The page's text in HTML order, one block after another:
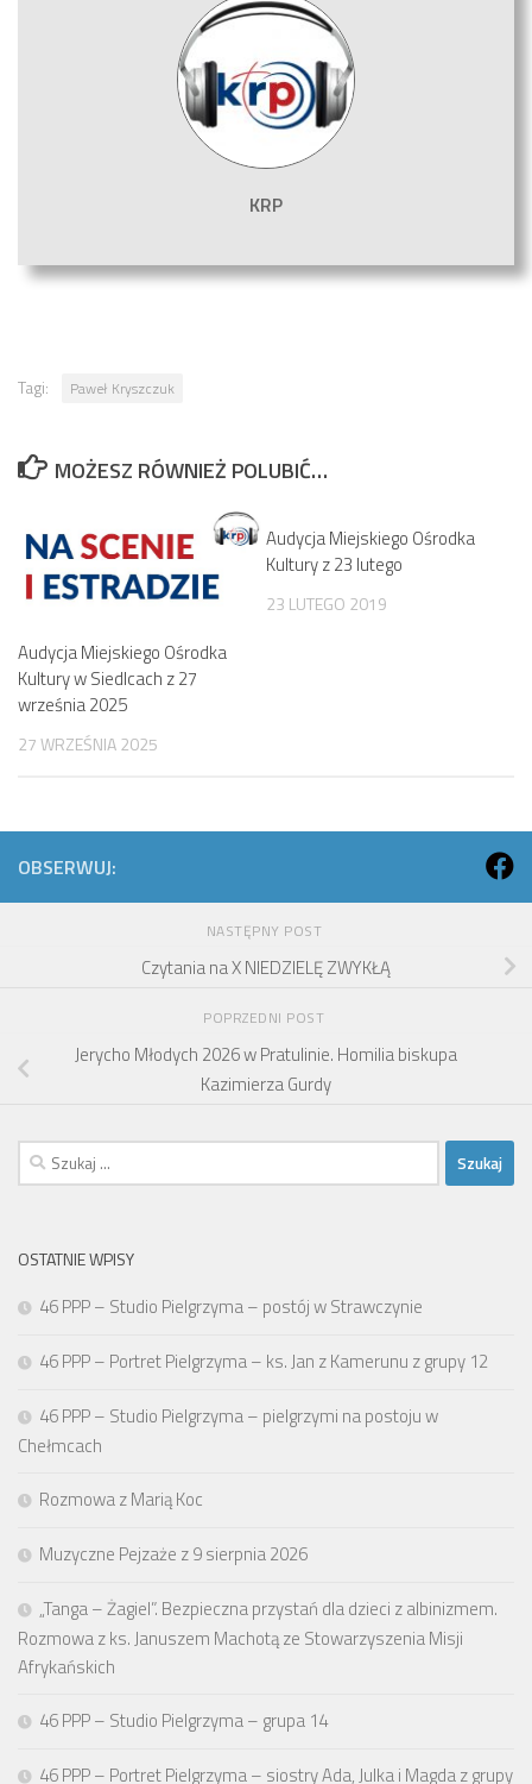
KRP
Tagi: Paweł Kryszczuk
MOŻESZ RÓWNIEŻ POLUBIĆ…
Audycja Miejskiego Ośrodka
Kultury w Siedlcach z 27
września 2025
27 WRZEŚNIA 2025
Audycja Miejskiego Ośrodka
Kultury z 23 lutego
23 LUTEGO 2019
OBSERWUJ:
NASTĘPNY POST
Czytania na X NIEDZIELĘ ZWYKŁĄ
POPRZEDNI POST
Jerycho Młodych 2026 w Pratulinie. Homilia biskupa
Kazimierza Gurdy
Szukaj:
OSTATNIE WPISY
46 PPP – Studio Pielgrzyma – postój w Strawczynie
46 PPP – Portret Pielgrzyma – ks. Jan z Kamerunu z grupy 12
46 PPP – Studio Pielgrzyma – pielgrzymi na postoju w
Chełmcach
Rozmowa z Marią Koc
Muzyczne Pejzaże z 9 sierpnia 2026
„Tanga – Żagiel”. Bezpieczna przystań dla dzieci z albinizmem.
Rozmowa z ks. Januszem Machotą ze Stowarzyszenia Misji
Afrykańskich
46 PPP – Studio Pielgrzyma – grupa 14
46 PPP – Portret Pielgrzyma – siostry Ada, Julka i Magda z grupy